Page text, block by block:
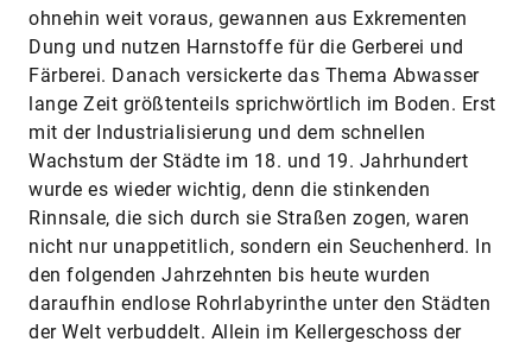
Dung und nutzen Harnstoffe für die Gerberei und
Färberei. Danach versickerte das Thema Abwasser
lange Zeit größtenteils sprichwörtlich im Boden. Erst
mit der Industrialisierung und dem schnellen
Wachstum der Städte im 18. und 19. Jahrhundert
wurde es wieder wichtig, denn die stinkenden
Rinnsale, die sich durch sie Straßen zogen, waren
nicht nur unappetitlich, sondern ein Seuchenherd. In
den folgenden Jahrzehnten bis heute wurden
daraufhin endlose Rohrlabyrinthe unter den Städten
der Welt verbuddelt. Allein im Kellergeschoss der
Europäischen Union sollen sich 2,5 Millionen